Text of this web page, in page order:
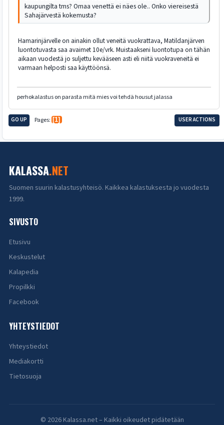
kaupungilta tms? Omaa venettä ei näes ole.. Onko viereisestä
Sahajärvestä kokemusta?
Hamarinjärvelle on ainakin ollut veneitä vuokrattava, Matildanjärven
luontotuvasta saa avaimet 10e/vrk. Muistaakseni luontotupa on tähän
aikaan vuodestä jo suljettu kevääseen asti eli niitä vuokraveneitä ei
varmaan helposti saa käyttöönsä.
perhokalastus on parasta mitä mies voi tehdä housut jalassa
GO UP Pages 1 USER ACTIONS
KALASSA.NET
Suomen suurin kalastusyhteisö. Kaikkea kalastuksesta jo vuodesta
1999.
SIVUSTO
Etusivu
Keskustelut
Kalapedia
Propilkki
Facebook
YHTEYSTIEDOT
Yhteystiedot
Mediakortti
Tietosuoja
© 2026 Kalassa.net – Kaikki oikeudet pidätetään